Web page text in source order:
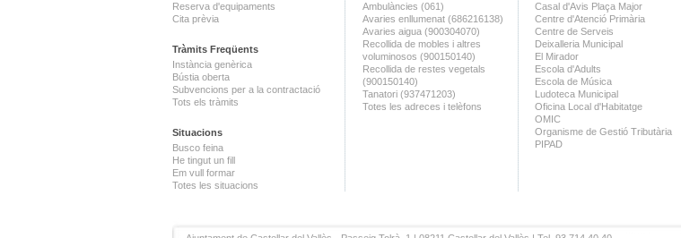
Reserva d'equipaments
Cita prèvia
Tràmits Freqüents
Instància genèrica
Bústia oberta
Subvencions per a la contractació
Tots els tràmits
Situacions
Busco feina
He tingut un fill
Em vull formar
Totes les situacions
Ambulàncies (061)
Avaries enllumenat (686216138)
Avaries aigua (900304070)
Recollida de mobles i altres
voluminosos (900150140)
Recollida de restes vegetals
(900150140)
Tanatori (937471203)
Totes les adreces i telèfons
Casal d'Avis Plaça Major
Centre d'Atenció Primària
Centre de Serveis
Deixalleria Municipal
El Mirador
Escola d'Adults
Escola de Música
Ludoteca Municipal
Oficina Local d'Habitatge
OMIC
Organisme de Gestió Tributària
PIPAD